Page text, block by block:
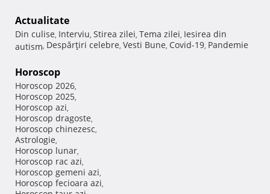
Actualitate
Din culise, Interviu, Stirea zilei, Tema zilei, Iesirea din
autism, Despărţiri celebre, Vesti Bune, Covid-19, Pandemie
Horoscop
Horoscop 2026,
Horoscop 2025,
Horoscop azi,
Horoscop dragoste,
Horoscop chinezesc,
Astrologie,
Horoscop lunar,
Horoscop rac azi,
Horoscop gemeni azi,
Horoscop fecioara azi,